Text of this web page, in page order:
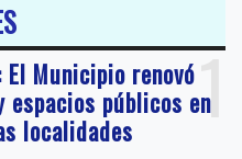
1
El Municipio renovó
espacios públicos en
localidades